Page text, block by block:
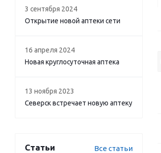
3 сентября 2024
Открытие новой аптеки сети
16 апреля 2024
Новая круглосуточная аптека
13 ноября 2023
Северск встречает новую аптеку
Статьи Все статьи